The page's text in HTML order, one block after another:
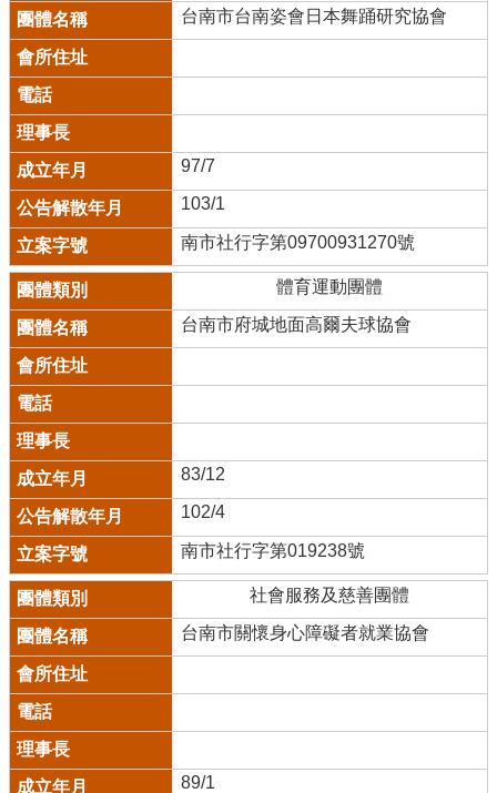
台南市台南姿會日本舞踊研究協會
97/7
103/1
南市社行字第09700931270號
體育運動團體
台南市府城地面高爾夫球協會
83/12
102/4
南市社行字第019238號
社會服務及慈善團體
台南市關懷身心障礙者就業協會
89/1